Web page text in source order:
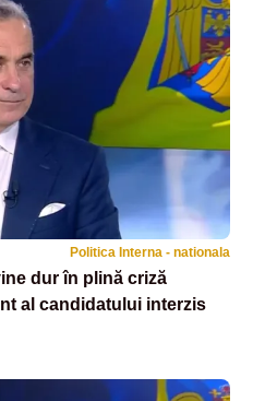
Politica Interna - nationala
dur în plină criză
al candidatului interzis